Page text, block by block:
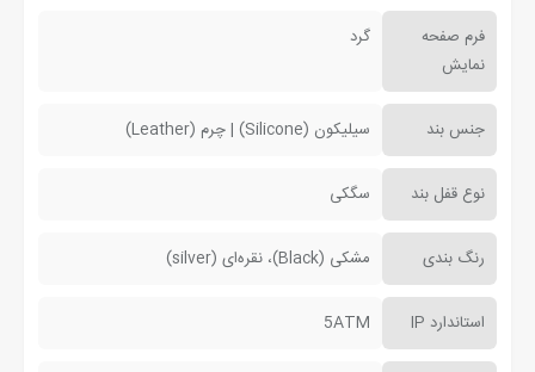
فرم صفحه
نمایش
گرد
جنس بند سیلیکون (Silicone) | چرم (Leather)
نوع قفل بند سگکی
رنگ بندی مشکی (Black)، نقره‌ای (silver)
استاندارد IP 5ATM